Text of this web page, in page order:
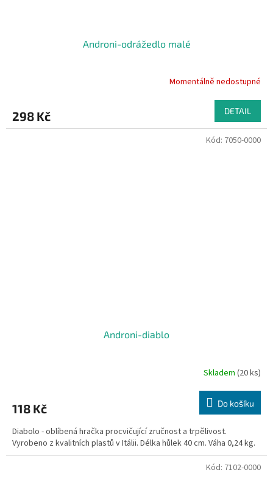
Androni-odrážedlo malé
Momentálně nedostupné
298 Kč DETAIL
Androni-diablo
Skladem (20 ks)
118 Kč Do košíku
Diabolo - oblíbená hračka procvičující zručnost a trpělivost.
Vyrobeno z kvalitních plastů v Itálii. Délka hůlek 40 cm. Váha 0,24 kg.
Kód: 7050-0000
Kód: 7102-0000